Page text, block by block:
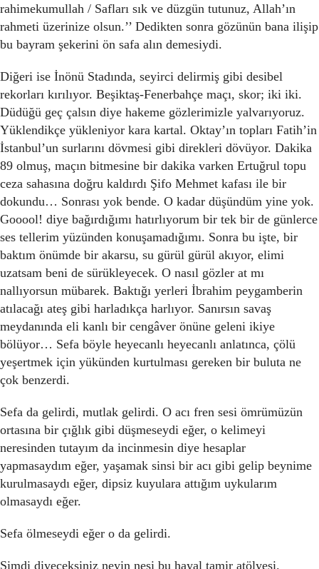
rahimekumullah / Safları sık ve düzgün tutunuz, Allah’ın
rahmeti üzerinize olsun.’’ Dedikten sonra gözünün bana ilişip
bu bayram şekerini ön safa alın demesiydi.
Diğeri ise İnönü Stadında, seyirci delirmiş gibi desibel
rekorları kırılıyor. Beşiktaş-Fenerbahçe maçı, skor; iki iki.
Düdüğü geç çalsın diye hakeme gözlerimizle yalvarıyoruz.
Yüklendikçe yükleniyor kara kartal. Oktay’ın topları Fatih’in
İstanbul’un surlarını dövmesi gibi direkleri dövüyor. Dakika
89 olmuş, maçın bitmesine bir dakika varken Ertuğrul topu
ceza sahasına doğru kaldırdı Şifo Mehmet kafası ile bir
dokundu… Sonrası yok bende. O kadar düşündüm yine yok.
Gooool! diye bağırdığımı hatırlıyorum bir tek bir de günlerce
ses tellerim yüzünden konuşamadığımı. Sonra bu işte, bir
baktım önümde bir akarsu, su gürül gürül akıyor, elimi
uzatsam beni de sürükleyecek. O nasıl gözler at mı
nallıyorsun mübarek. Baktığı yerleri İbrahim peygamberin
atılacağı ateş gibi harladıkça harlıyor. Sanırsın savaş
meydanında eli kanlı bir cengâver önüne geleni ikiye
bölüyor… Sefa böyle heyecanlı heyecanlı anlatınca, çölü
yeşertmek için yükünden kurtulması gereken bir buluta ne
çok benzerdi.
Sefa da gelirdi, mutlak gelirdi. O acı fren sesi ömrümüzün
ortasına bir çığlık gibi düşmeseydi eğer, o kelimeyi
neresinden tutayım da incinmesin diye hesaplar
yapmasaydım eğer, yaşamak sinsi bir acı gibi gelip beynime
kurulmasaydı eğer, dipsiz kuyulara attığım uykularım
olmasaydı eğer.
Sefa ölmeseydi eğer o da gelirdi.
Şimdi diyeceksiniz neyin nesi bu hayal tamir atölyesi.